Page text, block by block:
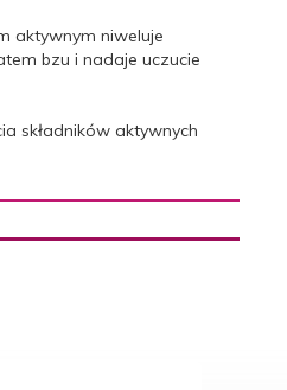
aktywnym niweluje
bzu i nadaje uczucie
składników aktywnych